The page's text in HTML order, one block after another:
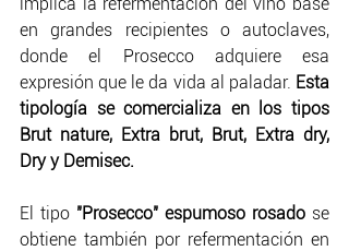
en grandes recipientes o autoclaves,
donde el Prosecco adquiere esa
expresión que le da vida al paladar. Esta
tipología se comercializa en los tipos
Brut nature, Extra brut, Brut, Extra dry,
Dry y Demisec.
El tipo "Prosecco" espumoso rosado se
obtiene también por refermentación en